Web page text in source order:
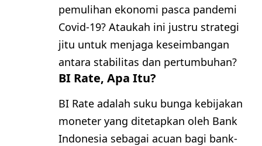
pemulihan ekonomi pasca pandemi
Covid-19? Ataukah ini justru strategi
jitu untuk menjaga keseimbangan
antara stabilitas dan pertumbuhan?
BI Rate, Apa Itu?
BI Rate adalah suku bunga kebijakan
moneter yang ditetapkan oleh Bank
Indonesia sebagai acuan bagi bank-